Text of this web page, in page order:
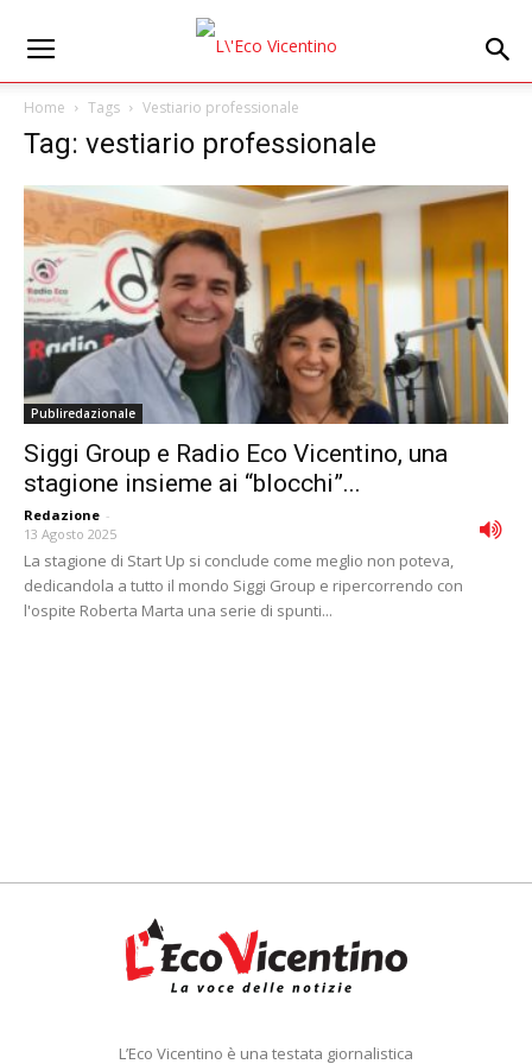
Home Tags Vestiario professionale
Tag: vestiario professionale
Publiredazionale
Siggi Group e Radio Eco Vicentino, una
stagione insieme ai “blocchi”...
Redazione -
13 Agosto 2025
La stagione di Start Up si conclude come meglio non poteva,
dedicandola a tutto il mondo Siggi Group e ripercorrendo con
l'ospite Roberta Marta una serie di spunti...
L’Eco Vicentino è una testata giornalistica